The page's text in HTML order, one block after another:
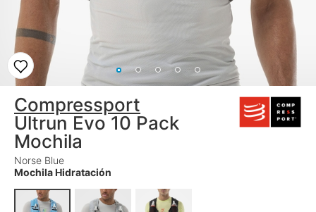
Compressport
Ultrun Evo 10 Pack
Mochila
Norse Blue
Mochila Hidratación